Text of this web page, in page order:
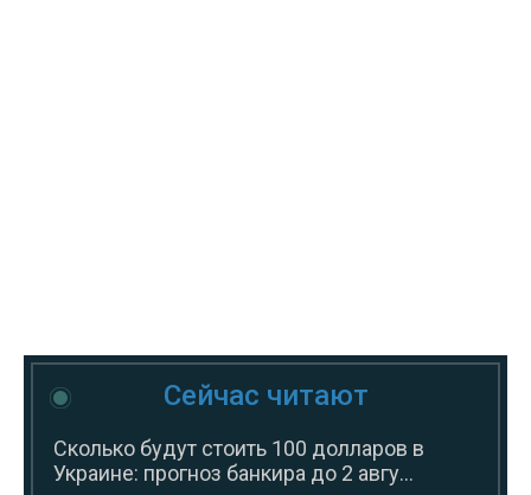
Сейчас читают
Сколько будут стоить 100 долларов в
Украине: прогноз банкира до 2 авгу...